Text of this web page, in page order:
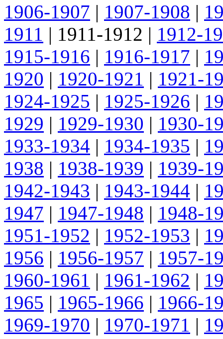
1906-1907 | 1907-1908 |
1911 | 1911-1912 | 1912-
1915-1916 | 1916-1917 |
1920 | 1920-1921 | 1921-
1924-1925 | 1925-1926 |
1929 | 1929-1930 | 1930-
1933-1934 | 1934-1935 |
1938 | 1938-1939 | 1939-
1942-1943 | 1943-1944 |
1947 | 1947-1948 | 1948-
1951-1952 | 1952-1953 |
1956 | 1956-1957 | 1957-
1960-1961 | 1961-1962 |
1965 | 1965-1966 | 1966-
1969-1970 | 1970-1971 |